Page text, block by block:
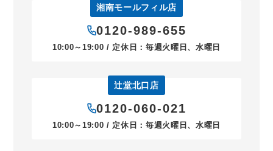
湘南モールフィル店
0120-989-655
10:00～19:00 / 定休日：毎週火曜日、水曜日
辻堂北口店
0120-060-021
10:00～19:00 / 定休日：毎週火曜日、水曜日